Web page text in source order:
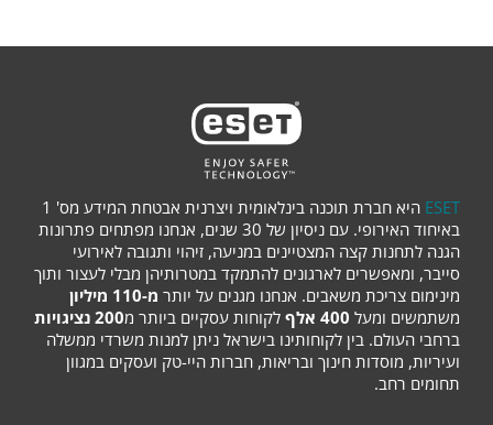
ESET
היא חברת תוכנה בינלאומית ויצרנית אבטחת המידע מס' 1
באיחוד האירופי. עם ניסיון של 30 שנים, אנחנו מפתחים פתרונות
הגנה לתחנות קצה המצטיינים במניעה, זיהוי ותגובה לאירועי
סייבר, ומאפשרים לארגונים להתמקד במטרותיהן מבלי לעצור ותוך
מינימום צריכת משאבים. אנחנו מגנים על יותר מ-110 מיליון
משתמשים ומעל
לקוחות עסקיים ביותר מ200 נציגויות
ברחבי העולם. בין לקוחותינו בישראל ניתן למנות משרדי ממשלה
ועיריות, מוסדות חינוך ובריאות, חברות היי-טק ועסקים במגוון
תחומים רחב.